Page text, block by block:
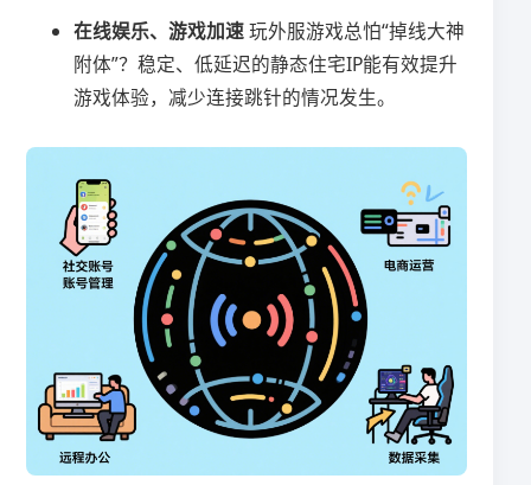
在线娱乐、游戏加速玩外服游戏总怕“掉线大神
附体”？稳定、低延迟的静态住宅IP能有效提升
游戏体验，减少连接跳针的情况发生。